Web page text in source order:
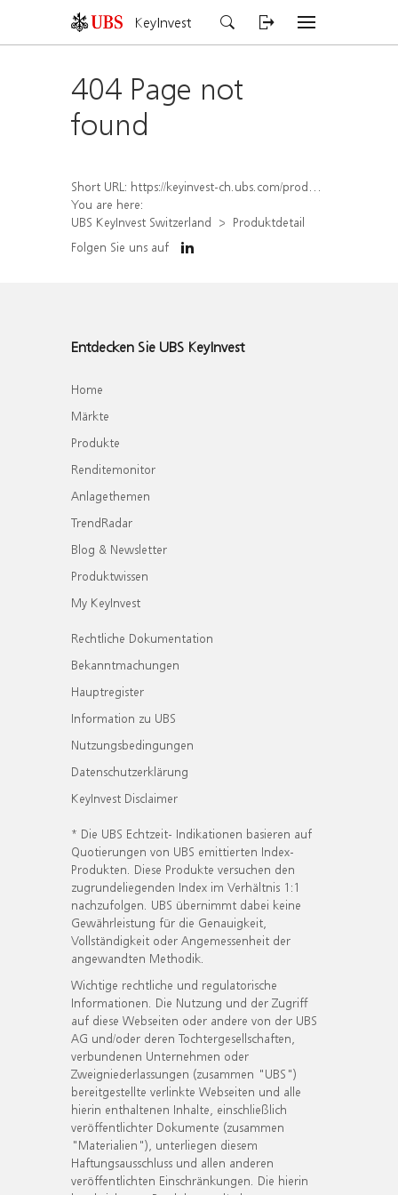
KeyInvest
404 Page not
found
Short URL: https://keyinvest-ch.ubs.com/produkt/detail/index/isin/CH1579651493
You are here:
UBS KeyInvest Switzerland
Produktdetail
Folgen Sie uns auf
Entdecken Sie UBS KeyInvest
Home
Märkte
Produkte
Renditemonitor
Anlagethemen
TrendRadar
Blog & Newsletter
Produktwissen
My KeyInvest
Rechtliche Dokumentation
Bekanntmachungen
Hauptregister
Information zu UBS
Nutzungsbedingungen
Datenschutzerklärung
KeyInvest Disclaimer
* Die UBS Echtzeit- Indikationen basieren auf
Quotierungen von UBS emittierten Index-
Produkten. Diese Produkte versuchen den
zugrundeliegenden Index im Verhältnis 1:1
nachzufolgen. UBS übernimmt dabei keine
Gewährleistung für die Genauigkeit,
Vollständigkeit oder Angemessenheit der
angewandten Methodik.
Wichtige rechtliche und regulatorische
Informationen. Die Nutzung und der Zugriff
auf diese Webseiten oder andere von der UBS
AG und/oder deren Tochtergesellschaften,
verbundenen Unternehmen oder
Zweigniederlassungen (zusammen "UBS")
bereitgestellte verlinkte Webseiten und alle
hierin enthaltenen Inhalte, einschließlich
veröffentlichter Dokumente (zusammen
"Materialien"), unterliegen diesem
Haftungsausschluss und allen anderen
veröffentlichten Einschränkungen. Die hierin